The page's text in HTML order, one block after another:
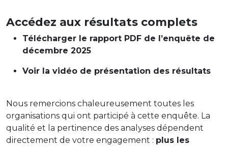
Accédez aux résultats complets
Télécharger le rapport PDF de l’enquête de
décembre 2025
Voir la vidéo de présentation des résultats
Nous remercions chaleureusement toutes les
organisations qui ont participé à cette enquête. La
qualité et la pertinence des analyses dépendent
directement de votre engagement : plus les